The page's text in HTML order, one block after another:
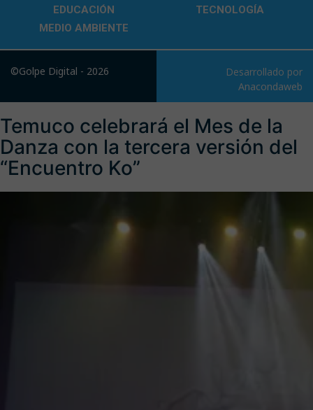
EDUCACIÓN
TECNOLOGÍA
MEDIO AMBIENTE
©Golpe Digital - 2026
Desarrollado por
Anacondaweb
Temuco celebrará el Mes de la
Danza con la tercera versión del
“Encuentro Ko”